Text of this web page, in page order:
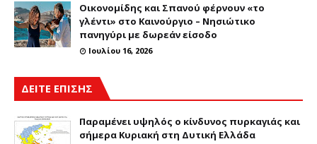
Οικονομίδης και Σπανού φέρνουν «το
γλέντι» στο Καινούργιο – Νησιώτικο
πανηγύρι με δωρεάν είσοδο
Ιουλίου 16, 2026
ΔΕΙΤΕ ΕΠΙΣΗΣ
Παραμένει υψηλός ο κίνδυνος πυρκαγιάς και
σήμερα Κυριακή στη Δυτική Ελλάδα